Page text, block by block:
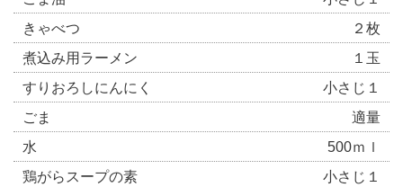
きゃべつ
２枚
煮込み用ラーメン
１玉
すりおろしにんにく
小さじ１
ごま
適量
水
500ｍｌ
鶏がらスープの素
小さじ１